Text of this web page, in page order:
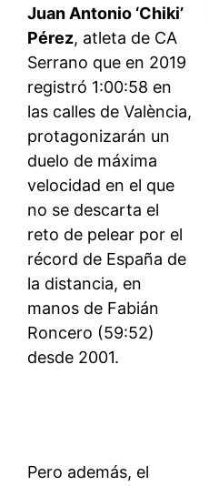
Juan Antonio ‘Chiki’
Pérez, atleta de CA
Serrano que en 2019
registró 1:00:58 en
las calles de València,
protagonizarán un
duelo de máxima
velocidad en el que
no se descarta el
reto de pelear por el
récord de España de
la distancia, en
manos de Fabián
Roncero (59:52)
desde 2001.
Pero además, el